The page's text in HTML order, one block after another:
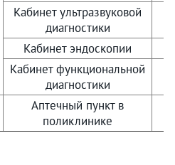
Кабинет ультразвуковой
диагностики
Кабинет эндоскопии
Кабинет функциональной
диагностики
Аптечный пункт в
поликлинике